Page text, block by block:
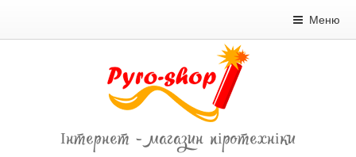
Меню
Інтернет - магазин піротехніки